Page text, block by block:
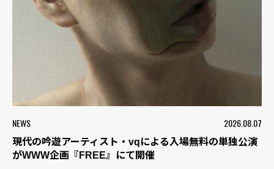
NEWS 2026.08.07
現代の吟遊アーティスト・vqによる入場無料の単独公演
がWWW企画『FREE』にて開催